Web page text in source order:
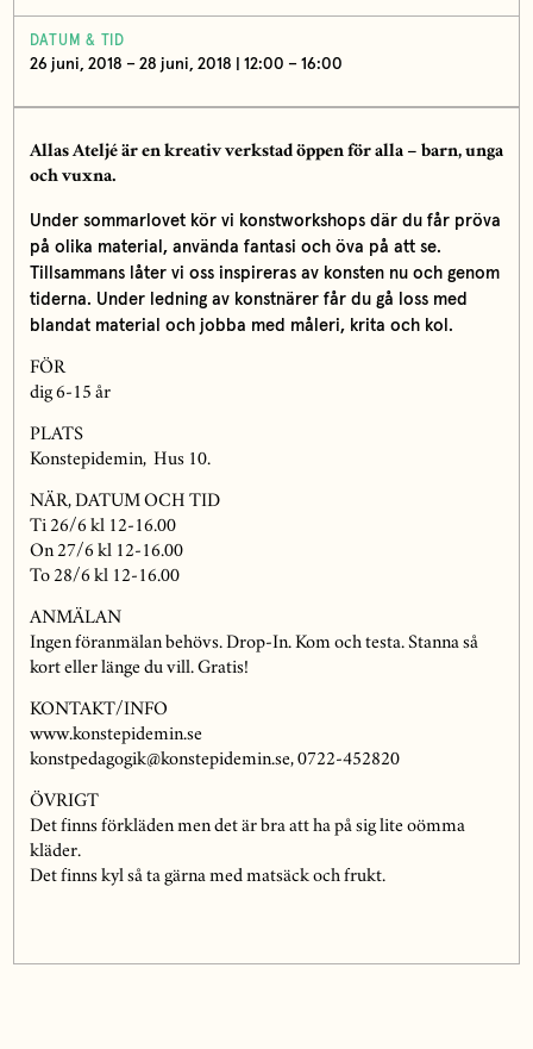
DATUM & TID
26 juni, 2018 – 28 juni, 2018 | 12:00 – 16:00
Allas Ateljé är en kreativ verkstad öppen för alla – barn, unga
och vuxna.
Under sommarlovet kör vi konstworkshops där du får pröva
på olika material, använda fantasi och öva på att se.
Tillsammans låter vi oss inspireras av konsten nu och genom
tiderna. Under ledning av konstnärer får du gå loss med
blandat material och jobba med måleri, krita och kol.
FÖR
dig 6-15 år
PLATS
Konstepidemin, Hus 10.
NÄR, DATUM OCH TID
Ti 26/6 kl 12-16.00
On 27/6 kl 12-16.00
To 28/6 kl 12-16.00
ANMÄLAN
Ingen föranmälan behövs. Drop-In. Kom och testa. Stanna så
kort eller länge du vill. Gratis!
KONTAKT/INFO
www.konstepidemin.se
konstpedagogik@konstepidemin.se, 0722-452820
ÖVRIGT
Det finns förkläden men det är bra att ha på sig lite oömma
kläder.
Det finns kyl så ta gärna med matsäck och frukt.